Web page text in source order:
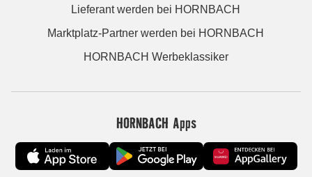
Lieferant werden bei HORNBACH
Marktplatz-Partner werden bei HORNBACH
HORNBACH Werbeklassiker
HORNBACH Apps